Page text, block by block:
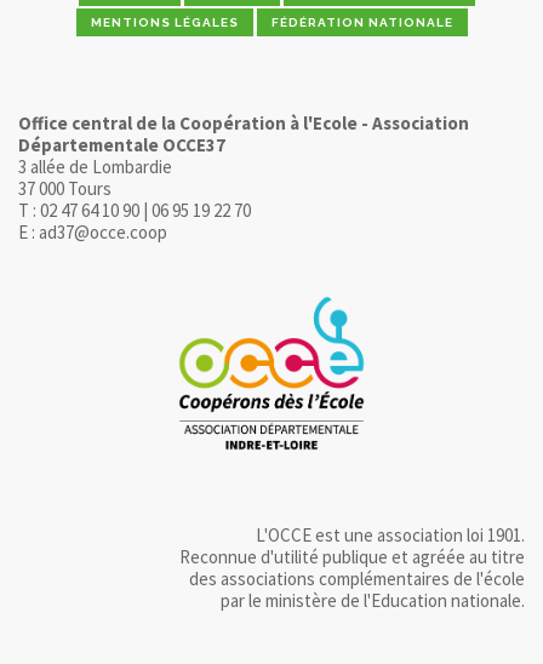
MENTIONS LÉGALES FÉDÉRATION NATIONALE
Office central de la Coopération à l'Ecole - Association
Départementale OCCE37
3 allée de Lombardie
37 000 Tours
T : 02 47 64 10 90 | 06 95 19 22 70
E : ad37@occe.coop
L'OCCE est une association loi 1901.
Reconnue d'utilité publique et agréée au titre
des associations complémentaires de l'école
par le ministère de l'Education nationale.